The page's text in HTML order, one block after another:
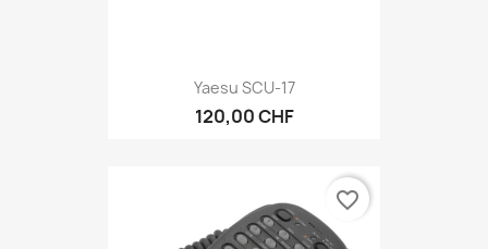
Yaesu SCU-17
120,00 CHF
favorite_border